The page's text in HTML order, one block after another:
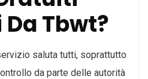
Tbwt?
saluta tutti, soprattutto
da parte delle autorità